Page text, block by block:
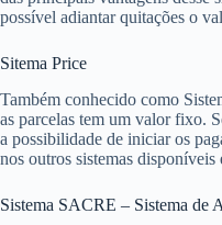
possível adiantar quitações o
Sitema Price
Também conhecido como
as parcelas tem um valor fixo.
a possibilidade de iniciar os
nos outros sistemas
Sistema SACRE – Sistema de